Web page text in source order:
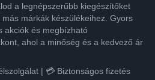
a legnépszerűbb kiegészítőket
márkák készülékeihez. Gyors
akciók és megbízható
ahol a minőség és a kedvező ár
| 💳 Biztonságos fizetés